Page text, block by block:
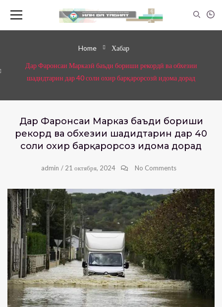
Home Хабар
Дар Фаронсаи Марказӣ баъди бориши рекордӣ ва обхезии
шадидтарин дар 40 соли охир барқарорсозӣ идома дорад
Дар Фаронсаи Марказӣ баъди бориши
рекордӣ ва обхезии шадидтарин дар 40
соли охир барқарорсозӣ идома дорад
admin / 21 октября, 2024 No Comments